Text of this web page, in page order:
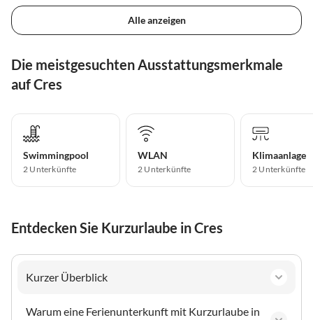
Alle anzeigen
Die meistgesuchten Ausstattungsmerkmale
auf Cres
Swimmingpool
2 Unterkünfte
WLAN
2 Unterkünfte
Klimaanlage
2 Unterkünfte
Entdecken Sie Kurzurlaube in Cres
Kurzer Überblick
Warum eine Ferienunterkunft mit Kurzurlaube in